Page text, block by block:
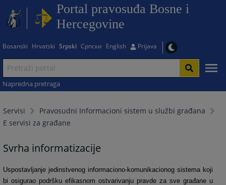
Portal pravosuđa Bosne i
Hercegovine
Bosanski Hrvatski Srpski Српски English Prijava
Napredna pretraga
Servisi
Pravosudni Informacioni sistem u službi građana
E servisi za građane
Svrha informatizacije
Uspostavljanje jedinstvenog informaciono-komunikacionog sistema koji
bi osigurao podršku efikasnom ostvarivanju pravde za sve građane u